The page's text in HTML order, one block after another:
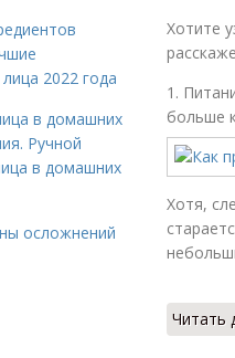
Хотите
1.
больше
Хотя,
Читать
2022 года
в домашних
Ручной
в домашних
осложнений